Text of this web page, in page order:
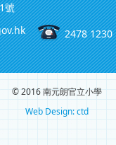
號
2478 1230
© 2016 南元朗官立小學
Web Design: ctd